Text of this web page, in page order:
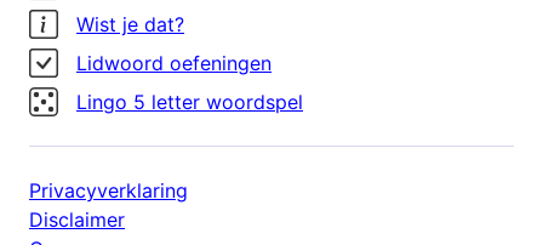
Wist je dat?
Lidwoord oefeningen
Lingo 5 letter woordspel
Privacyverklaring
Disclaimer